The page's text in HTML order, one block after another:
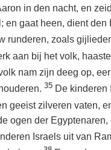
in den nacht, en
en gaat heen, dient
runderen, zoals
aan bij het volk,
nam zijn deeg op,
35 De kinderen
geeist zilveren vaten,
ogen der
Israels uit van